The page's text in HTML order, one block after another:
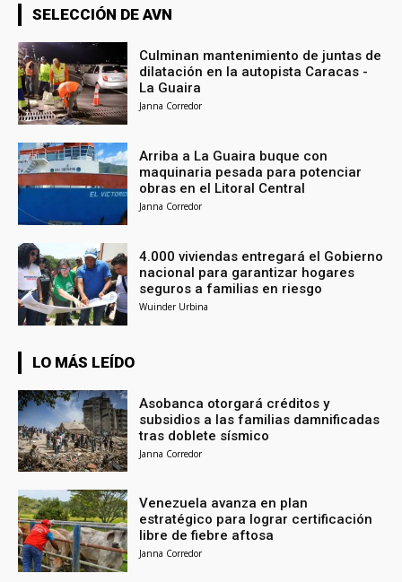
SELECCIÓN DE AVN
Culminan mantenimiento de juntas de
dilatación en la autopista Caracas -
La Guaira
Janna Corredor
Arriba a La Guaira buque con
maquinaria pesada para potenciar
obras en el Litoral Central
Janna Corredor
4.000 viviendas entregará el Gobierno
nacional para garantizar hogares
seguros a familias en riesgo
Wuinder Urbina
LO MÁS LEÍDO
Asobanca otorgará créditos y
subsidios a las familias damnificadas
tras doblete sísmico
Janna Corredor
Venezuela avanza en plan
estratégico para lograr certificación
libre de fiebre aftosa
Janna Corredor